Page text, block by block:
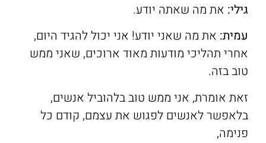
גילי: את מה שאתה יודע.
עמית: את מה שאני יודע! אני יכול להגיד היום,
אחרי תהליכי מודעות מאוד ארוכים, שאני ממש
טוב בזה.
זאת אומרת, אני ממש טוב בלהוביל אנשים,
בלאפשר לאנשים לפגוש את עצמם, קודם כל
פנימה,